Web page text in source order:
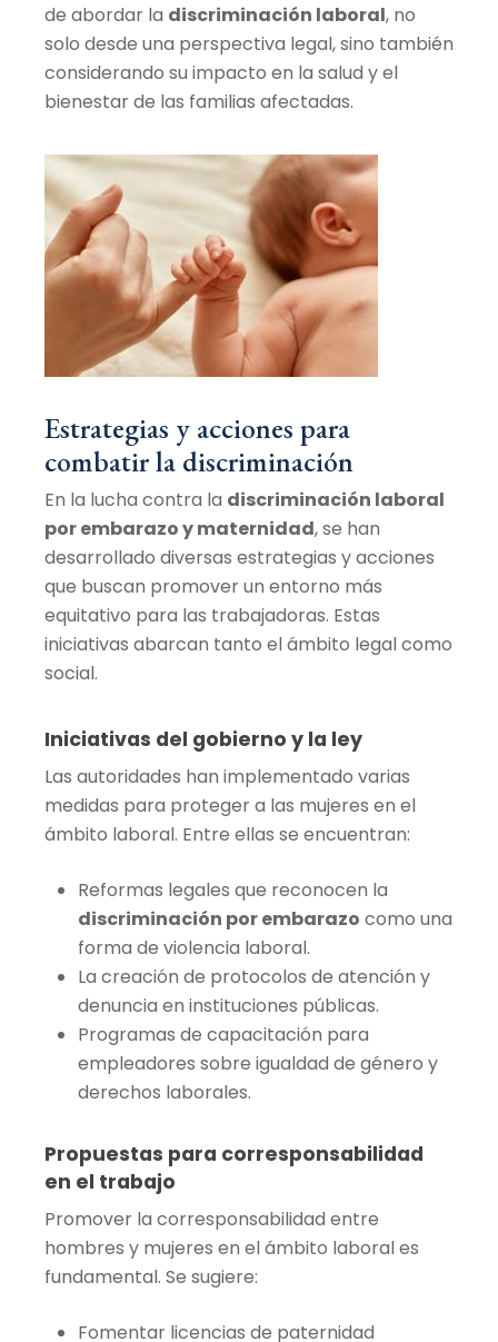
de abordar la discriminación laboral, no
solo desde una perspectiva legal, sino también
considerando su impacto en la salud y el
bienestar de las familias afectadas.
Estrategias y acciones para
combatir la discriminación
En la lucha contra la discriminación laboral
por embarazo y maternidad, se han
desarrollado diversas estrategias y acciones
que buscan promover un entorno más
equitativo para las trabajadoras. Estas
iniciativas abarcan tanto el ámbito legal como
social.
Iniciativas del gobierno y la ley
Las autoridades han implementado varias
medidas para proteger a las mujeres en el
ámbito laboral. Entre ellas se encuentran:
Reformas legales que reconocen la
discriminación por embarazo como una
forma de violencia laboral.
La creación de protocolos de atención y
denuncia en instituciones públicas.
Programas de capacitación para
empleadores sobre igualdad de género y
derechos laborales.
Propuestas para corresponsabilidad
en el trabajo
Promover la corresponsabilidad entre
hombres y mujeres en el ámbito laboral es
fundamental. Se sugiere:
Fomentar licencias de paternidad